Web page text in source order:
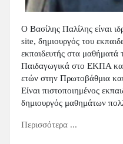
Ο Βασίλης Παλίλης είναι
site, δημιουργός του
εκπαιδευτής στα μαθήματά
Παιδαγωγικά στο ΕΚΠΑ και
ετών στην Πρωτοβάθμια
Είναι πιστοποιημένος
δημιουργός μαθημάτων
Περισσότερα ...